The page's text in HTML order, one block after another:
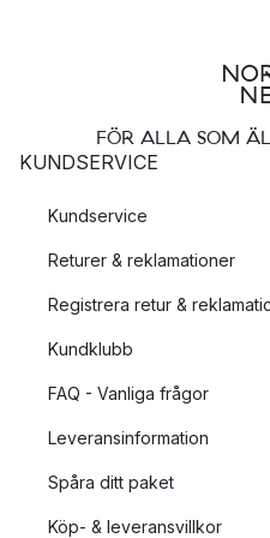
FÖR ALLA SOM
KUNDSERVICE
Kundservice
Returer & reklamationer
Registrera retur &
Kundklubb
FAQ - Vanliga frågor
Leveransinformation
Spåra ditt paket
Köp- & leveransvillkor